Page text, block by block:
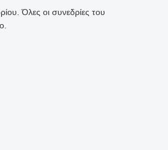
Όλες οι συνεδρίες του